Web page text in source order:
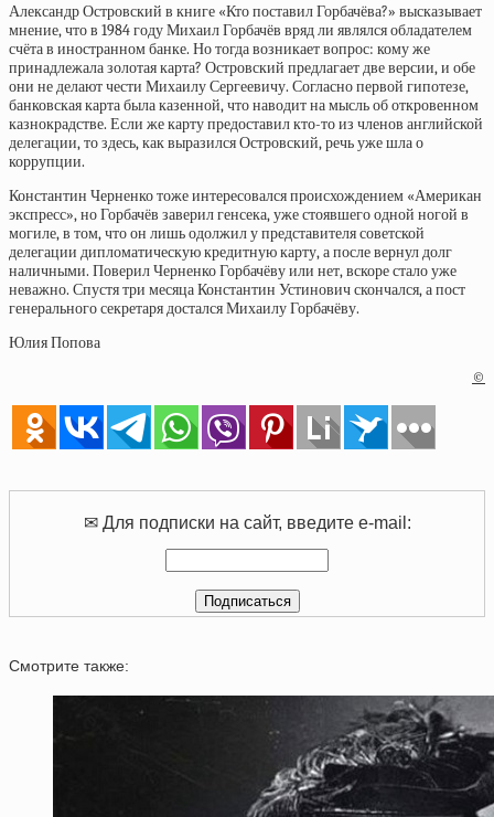
Александр Островский в книге «Кто поставил Горбачёва?» высказывает
мнение, что в 1984 году Михаил Горбачёв вряд ли являлся обладателем
счёта в иностранном банке. Но тогда возникает вопрос: кому же
принадлежала золотая карта? Островский предлагает две версии, и обе
они не делают чести Михаилу Сергеевичу. Согласно первой гипотезе,
банковская карта была казенной, что наводит на мысль об откровенном
казнокрадстве. Если же карту предоставил кто-то из членов английской
делегации, то здесь, как выразился Островский, речь уже шла о
коррупции.
Константин Черненко тоже интересовался происхождением «Американ
экспресс», но Горбачёв заверил генсека, уже стоявшего одной ногой в
могиле, в том, что он лишь одолжил у представителя советской
делегации дипломатическую кредитную карту, а после вернул долг
наличными. Поверил Черненко Горбачёву или нет, вскоре стало уже
неважно. Спустя три месяца Константин Устинович скончался, а пост
генерального секретаря достался Михаилу Горбачёву.
Юлия Попова
©
✉ Для подписки на сайт, введите e-mail:
Смотрите также: